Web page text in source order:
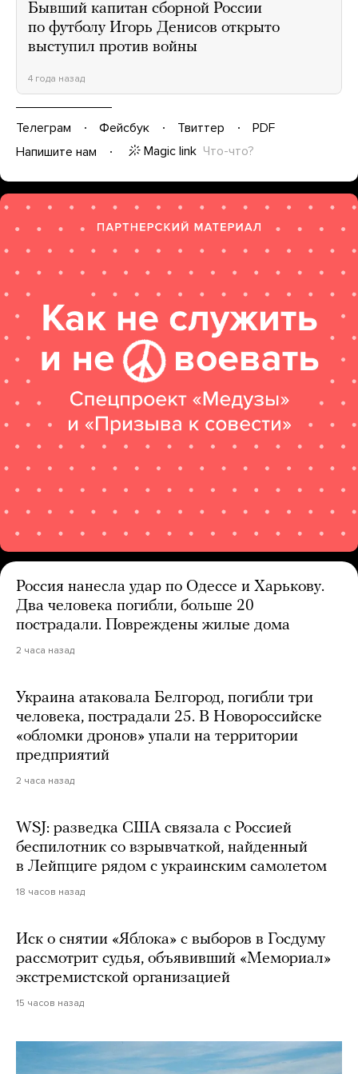
Бывший капитан сборной России
по футболу Игорь Денисов открыто
выступил против войны
4 года назад
Телеграм Фейсбук Твиттер
PDF
Напишите нам
Magic link Что-что?
Россия нанесла удар по Одессе и Харькову.
Два человека погибли, больше 20
пострадали. Повреждены жилые дома
2 часа назад
Украина атаковала Белгород, погибли три
человека, пострадали 25. В Новороссийске
«обломки дронов» упали на территории
предприятий
2 часа назад
WSJ: разведка США связала с Россией
беспилотник со взрывчаткой, найденный
в Лейпциге рядом с украинским самолетом
18 часов назад
Иск о снятии «Яблока» с выборов в Госдуму
рассмотрит судья, объявивший «Мемориал»
экстремистской организацией
15 часов назад